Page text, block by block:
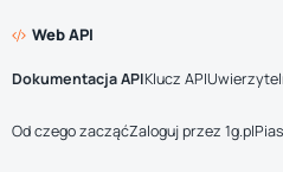
Web API
Dokumentacja APIKlucz API
Od czego zacząćZaloguj przez 1g.pl